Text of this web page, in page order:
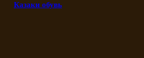
Казаки обувь